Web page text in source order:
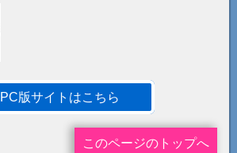
PC版サイトはこちら
このページのトップへ